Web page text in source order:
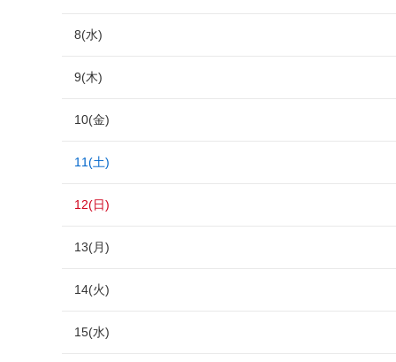
8(水)
9(木)
10(金)
11(土)
12(日)
13(月)
14(火)
15(水)